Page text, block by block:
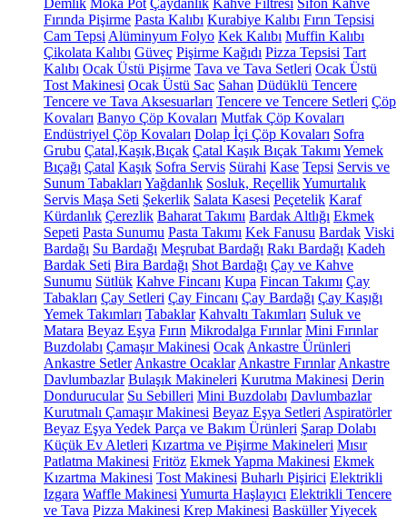
Demlik Moka Pot Çaydanlık Kahve Filtresi Sifon Kahve
Fırında Pişirme Pasta Kalıbı Kurabiye Kalıbı Fırın Tepsisi
Cam Tepsi Alüminyum Folyo Kek Kalıbı Muffin Kalıbı
Çikolata Kalıbı Güveç Pişirme Kağıdı Pizza Tepsisi Tart
Kalıbı Ocak Üstü Pişirme Tava ve Tava Setleri Ocak Üstü
Tost Makinesi Ocak Üstü Sac Sahan Düdüklü Tencere
Tencere ve Tava Aksesuarları Tencere ve Tencere Setleri Çöp
Kovaları Banyo Çöp Kovaları Mutfak Çöp Kovaları
Endüstriyel Çöp Kovaları Dolap İçi Çöp Kovaları Sofra
Grubu Çatal,Kaşık,Bıçak Çatal Kaşık Bıçak Takımı Yemek
Bıçağı Çatal Kaşık Sofra Servis Sürahi Kase Tepsi Servis ve
Sunum Tabakları Yağdanlık Sosluk, ReçellikYumurtalık
Servis Maşa Seti Şekerlik Salata Kasesi Peçetelik Karaf
Kürdanlık Çerezlik Baharat Takımı Bardak Altlığı Ekmek
Sepeti Pasta Sunumu Pasta Takımı Kek Fanusu Bardak Viski
Bardağı Su Bardağı Meşrubat Bardağı Rakı Bardağı Kadeh
Bardak Seti Bira Bardağı Shot Bardağı Çay ve Kahve
Sunumu Sütlük Kahve Fincanı Kupa Fincan Takımı Çay
Tabakları Çay Setleri Çay Fincanı Çay Bardağı Çay Kaşığı
Yemek Takımları Tabaklar Kahvaltı Takımları Suluk ve
Matara Beyaz Eşya Fırın Mikrodalga Fırınlar Mini Fırınlar
Buzdolabı Çamaşır Makinesi Ocak Ankastre Ürünleri
Ankastre Setler Ankastre Ocaklar Ankastre Fırınlar Ankastre
Davlumbazlar Bulaşık Makineleri Kurutma Makinesi Derin
Dondurucular Su Sebilleri Mini Buzdolabı Davlumbazlar
Kurutmalı Çamaşır Makinesi Beyaz Eşya Setleri Aspiratörler
Beyaz Eşya Yedek Parça ve Bakım Ürünleri Şarap Dolabı
Küçük Ev Aletleri Kızartma ve Pişirme Makineleri Mısır
Patlatma Makinesi Fritöz Ekmek Yapma Makinesi Ekmek
Kızartma Makinesi Tost Makinesi Buharlı Pişirici Elektrikli
Izgara Waffle Makinesi Yumurta Haşlayıcı Elektrikli Tencere
ve Tava Pizza Makinesi Krep Makinesi BasküllerYiyecek